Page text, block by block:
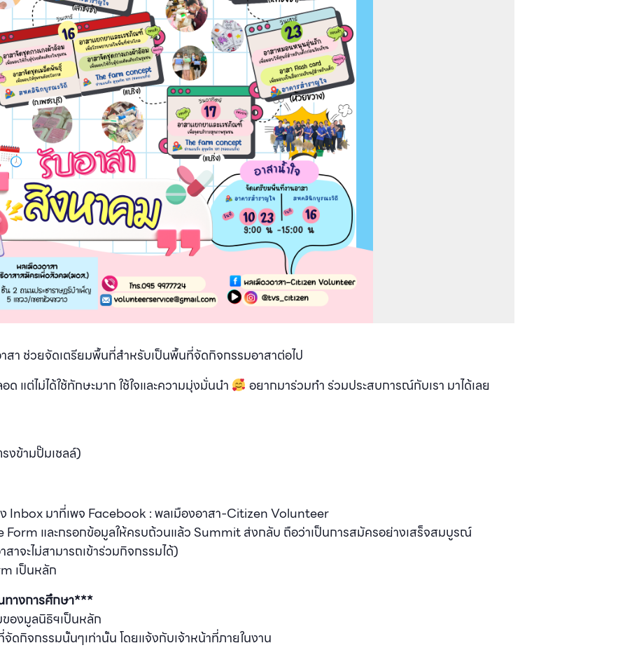
สา ช่วยจัดเตรียมพื้นที่สำหรับเป็นพื้นที่จัดกิจกรรมอาสาต่อไป
แต่ไม่ได้ใช้ทักษะมาก ใช้ใจและความมุ่งมั่นนำ
อยากมาร่วมทำ ร่วมประสบการณ์กับเรา มาได้เลย
งข้ามปั๊มเชลล์)
มาที่เพจ Facebook : พลเมืองอาสา-Citizen Volunteer
Form และกรอกข้อมูลให้ครบถ้วนแล้ว Summit ส่งกลับ ถือว่าเป็นการสมัครอย่างเสร็จสมบูรณ์
าจะไม่สามารถเข้าร่วมกิจกรรมได้)
เป็นหลัก
ทางการศึกษา***
องมูลนิธิฯเป็นหลัก
ดกิจกรรมนั้นๆเท่านั้น โดยแจ้งกับเจ้าหน้าที่ภายในงาน